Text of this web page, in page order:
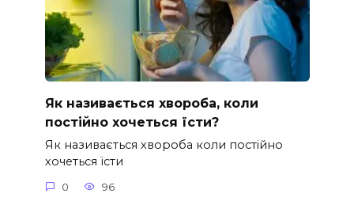
Як називається хвороба, коли
постійно хочеться їсти?
Як називається хвороба коли постійно
хочеться їсти
0 96